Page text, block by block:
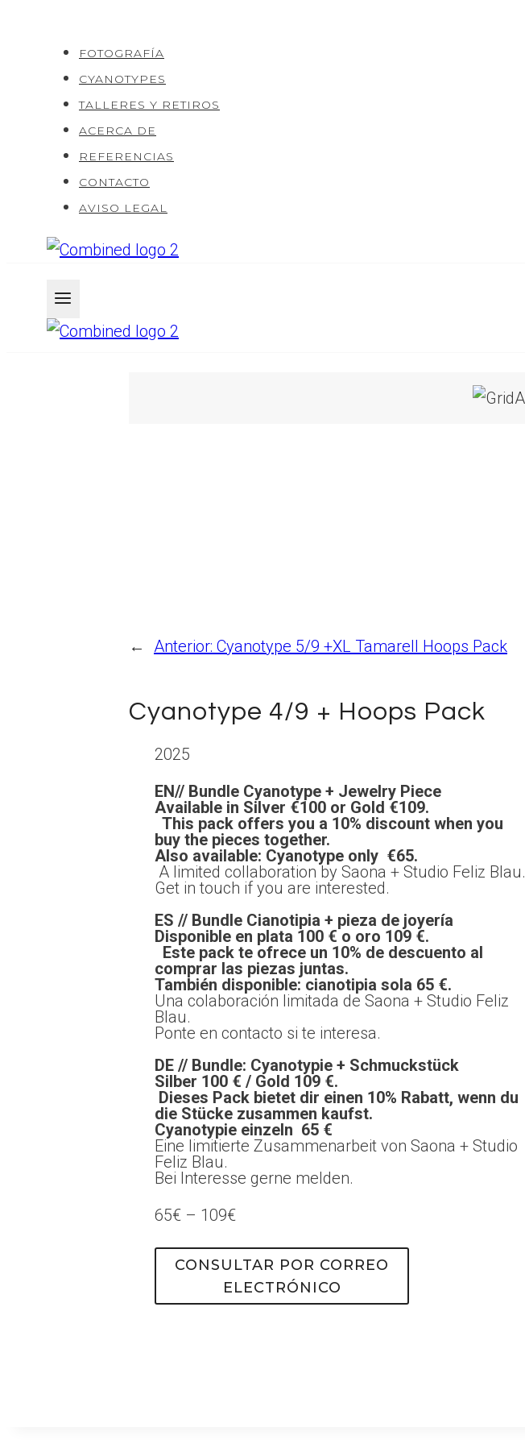
FOTOGRAFÍA
CYANOTYPES
TALLERES Y RETIROS
ACERCA DE
REFERENCIAS
CONTACTO
AVISO LEGAL
← Anterior: Cyanotype 5/9 +XL Tamarell Hoops Pack
Cyanotype 4/9 + Hoops Pack
2025
EN// Bundle Cyanotype + Jewelry Piece
Available in Silver €100 or Gold €109.
This pack offers you a 10% discount when you
buy the pieces together.
Also available: Cyanotype only €65.
A limited collaboration by Saona + Studio Feliz Blau.
Get in touch if you are interested.
ES // Bundle Cianotipia + pieza de joyería
Disponible en plata 100 € o oro 109 €.
Este pack te ofrece un 10% de descuento al
comprar las piezas juntas.
También disponible: cianotipia sola 65 €.
Una colaboración limitada de Saona + Studio Feliz
Blau.
Ponte en contacto si te interesa.
DE // Bundle: Cyanotypie + Schmuckstück
Silber 100 € / Gold 109 €.
Dieses Pack bietet dir einen 10% Rabatt, wenn du
die Stücke zusammen kaufst.
Cyanotypie einzeln 65 €
Eine limitierte Zusammenarbeit von Saona + Studio
Feliz Blau.
Bei Interesse gerne melden.
65€ – 109€
CONSULTAR POR CORREO
ELECTRÓNICO